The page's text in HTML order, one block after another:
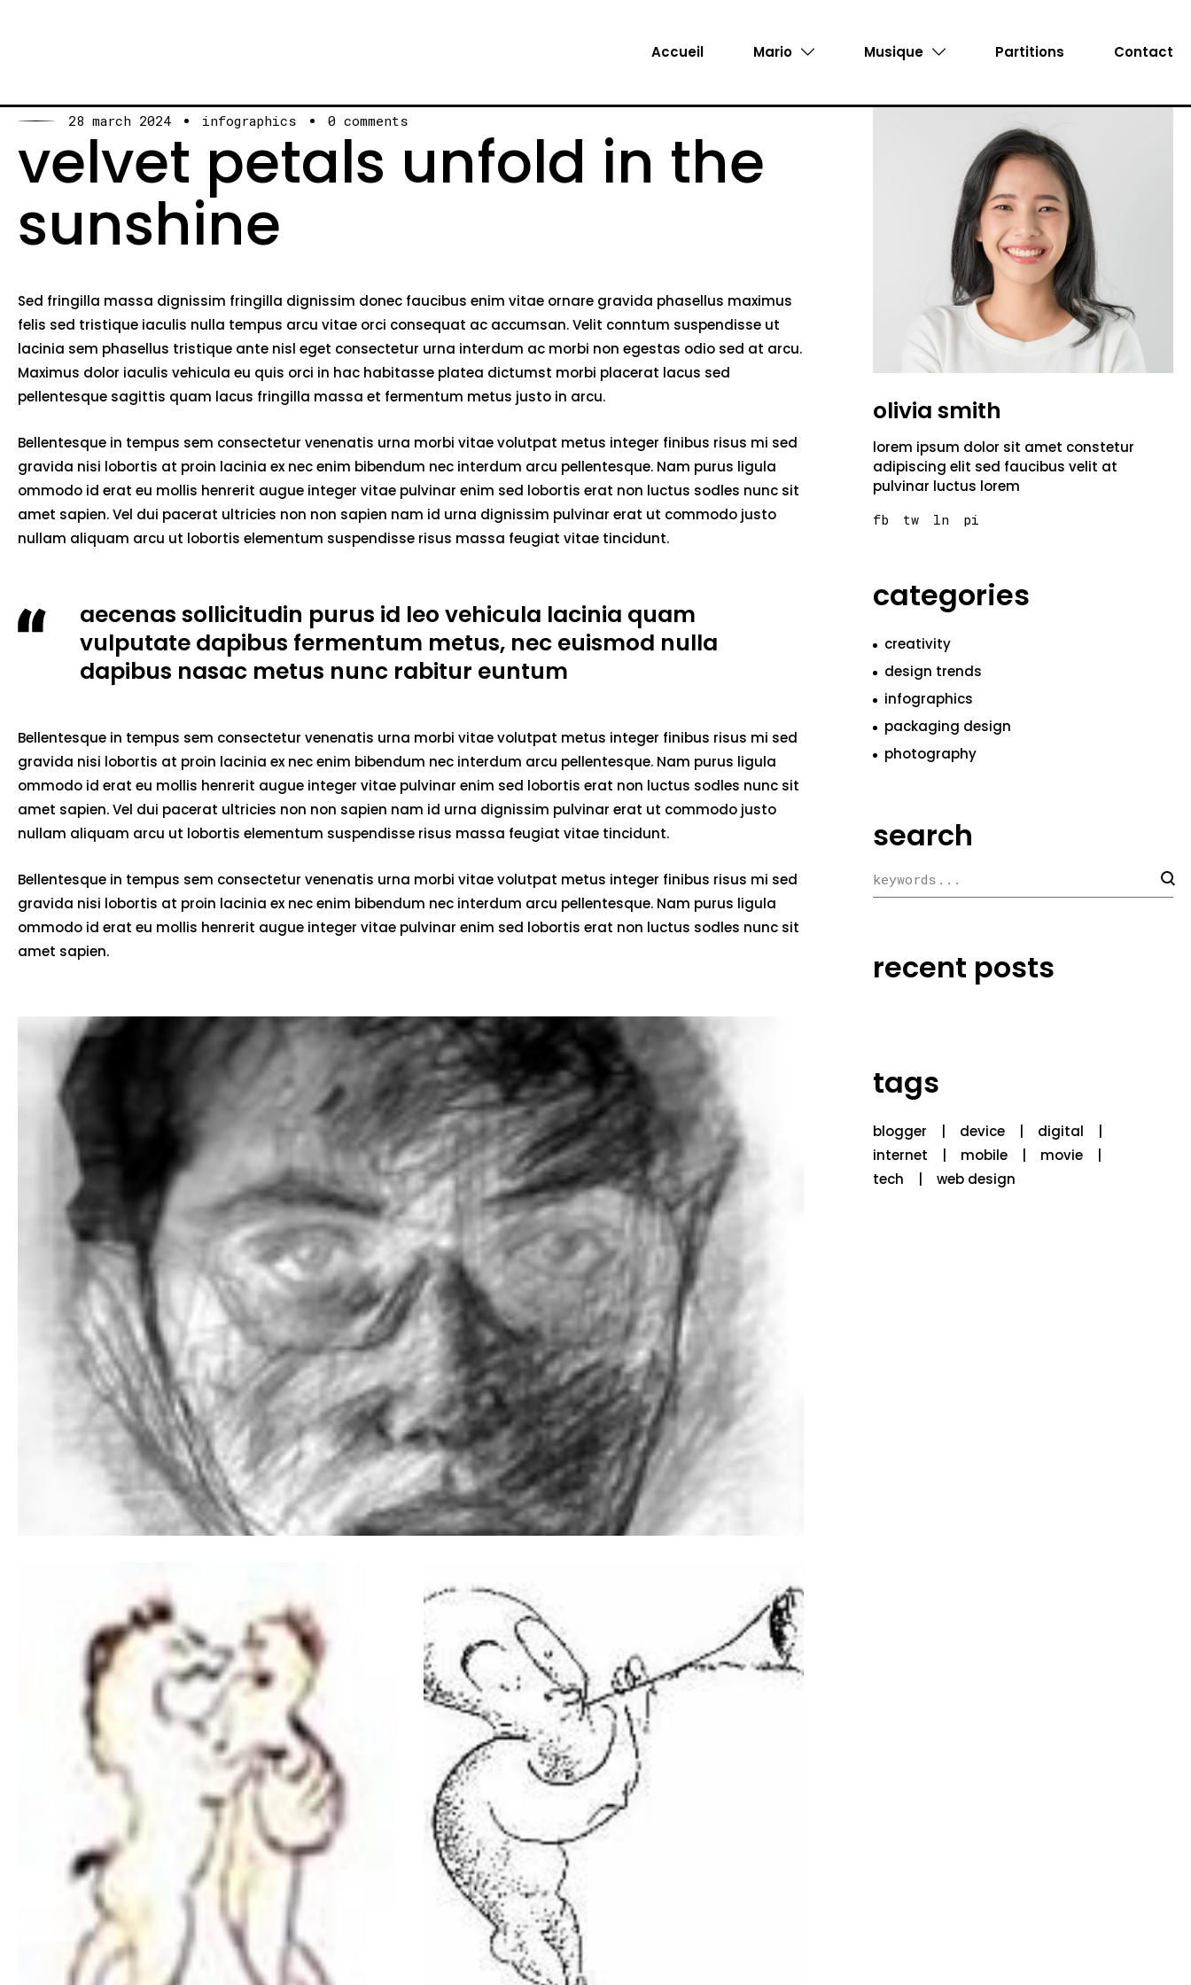
Accueil Mario Musique Partitions Contact
28 march 2024 infographics 0 comments
velvet petals unfold in the
sunshine
Sed fringilla massa dignissim fringilla dignissim donec faucibus enim vitae ornare gravida phasellus maximus
felis sed tristique iaculis nulla tempus arcu vitae orci consequat ac accumsan. Velit conntum suspendisse ut
lacinia sem phasellus tristique ante nisl eget consectetur urna interdum ac morbi non egestas odio sed at arcu.
Maximus dolor iaculis vehicula eu quis orci in hac habitasse platea dictumst morbi placerat lacus sed
pellentesque sagittis quam lacus fringilla massa et fermentum metus justo in arcu.
Bellentesque in tempus sem consectetur venenatis urna morbi vitae volutpat metus integer finibus risus mi sed
gravida nisi lobortis at proin lacinia ex nec enim bibendum nec interdum arcu pellentesque. Nam purus ligula
ommodo id erat eu mollis henrerit augue integer vitae pulvinar enim sed lobortis erat non luctus sodles nunc sit
amet sapien. Vel dui pacerat ultricies non non sapien nam id urna dignissim pulvinar erat ut commodo justo
nullam aliquam arcu ut lobortis elementum suspendisse risus massa feugiat vitae tincidunt.
aecenas sollicitudin purus id leo vehicula lacinia quam
vulputate dapibus fermentum metus, nec euismod nulla
dapibus nasac metus nunc rabitur euntum
Bellentesque in tempus sem consectetur venenatis urna morbi vitae volutpat metus integer finibus risus mi sed
gravida nisi lobortis at proin lacinia ex nec enim bibendum nec interdum arcu pellentesque. Nam purus ligula
ommodo id erat eu mollis henrerit augue integer vitae pulvinar enim sed lobortis erat non luctus sodles nunc sit
amet sapien. Vel dui pacerat ultricies non non sapien nam id urna dignissim pulvinar erat ut commodo justo
nullam aliquam arcu ut lobortis elementum suspendisse risus massa feugiat vitae tincidunt.
Bellentesque in tempus sem consectetur venenatis urna morbi vitae volutpat metus integer finibus risus mi sed
gravida nisi lobortis at proin lacinia ex nec enim bibendum nec interdum arcu pellentesque. Nam purus ligula
ommodo id erat eu mollis henrerit augue integer vitae pulvinar enim sed lobortis erat non luctus sodles nunc sit
amet sapien.
olivia smith
lorem ipsum dolor sit amet constetur
adipiscing elit sed faucibus velit at
pulvinar luctus lorem
fb tw ln pi
categories
creativity
design trends
infographics
packaging design
photography
search
recent posts
tags
blogger device
digital
internet
mobile
movie
tech
web design